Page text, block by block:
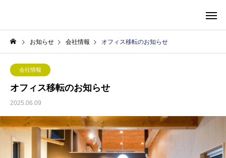
お知らせ 会社情報 オフィス移転のお知らせ
会社情報
オフィス移転のお知らせ
2025.06.09